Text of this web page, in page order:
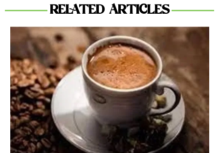
RELATED ARTICLES